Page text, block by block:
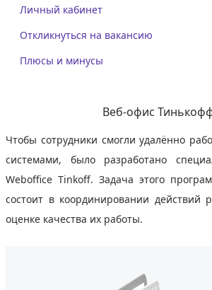
Личный кабинет
Откликнуться на вакансию
Плюсы и минусы
Веб-офис
Чтобы сотрудники смогли удалённо
системами, было разработано
Weboffice Tinkoff. Задача этого
состоит в координировании действий
оценке качества их работы.